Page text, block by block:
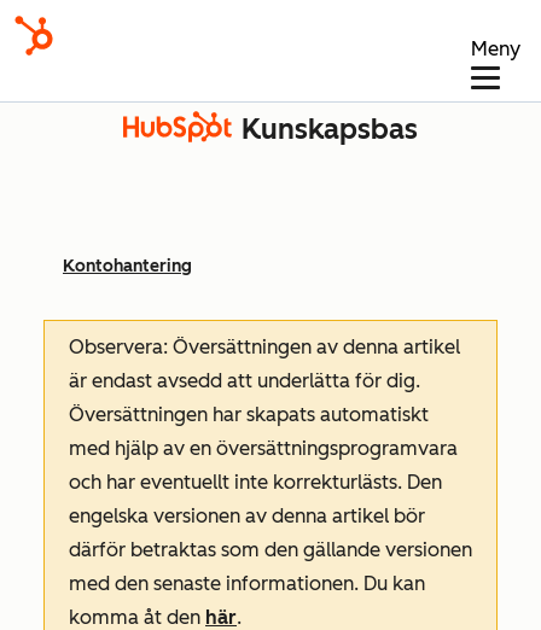
Meny
Kunskapsbas
Kontohantering
Observera: Översättningen av denna artikel
är endast avsedd att underlätta för dig.
Översättningen har skapats automatiskt
med hjälp av en översättningsprogramvara
och har eventuellt inte korrekturlästs. Den
engelska versionen av denna artikel bör
därför betraktas som den gällande versionen
med den senaste informationen. Du kan
komma åt den här.